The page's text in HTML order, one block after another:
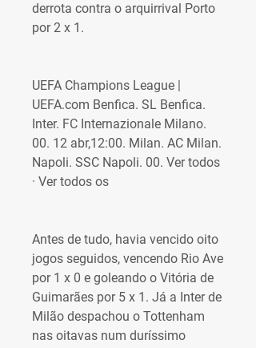
derrota contra o arquirrival Porto
por 2 x 1.
UEFA Champions League |
UEFA.com Benfica. SL Benfica.
Inter. FC Internazionale Milano.
00. 12 abr,12:00. Milan. AC Milan.
Napoli. SSC Napoli. 00. Ver todos
· Ver todos os
Antes de tudo, havia vencido oito
jogos seguidos, vencendo Rio Ave
por 1 x 0 e goleando o Vitória de
Guimarães por 5 x 1. Já a Inter de
Milão despachou o Tottenham
nas oitavas num duríssimo